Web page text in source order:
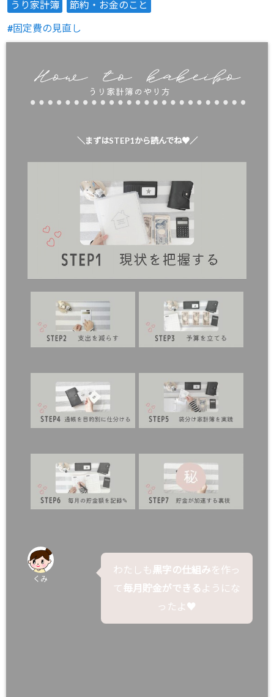
うり家計簿
節約・お金のこと
固定費の見直し
＼まずはSTEP1から読んでね♥／
わたしも黒字の仕組みを作っ
て毎月貯金ができる ようにな
ったよ♥
くみ